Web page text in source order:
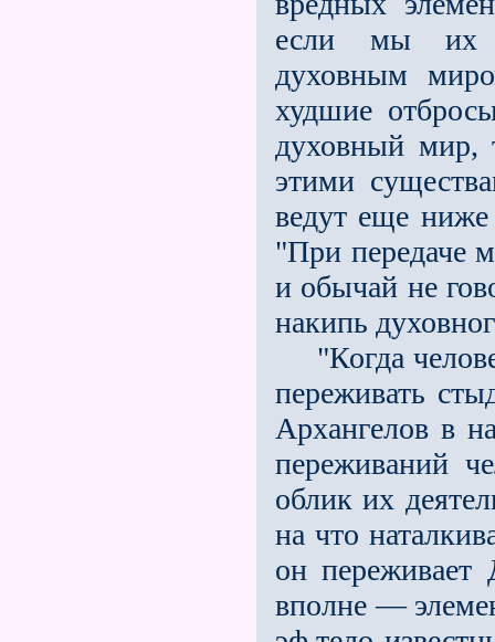
если мы их
духовным
худшие
духовный мир,
этими
ведут еще
"При передаче
и обычай не
накипь
"Когда
переживать
Архангелов в
переживаний
облик их
на что
он
вполне —